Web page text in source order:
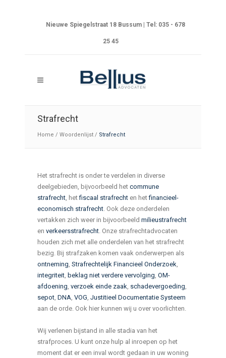
Nieuwe Spiegelstraat 18 Bussum | Tel: 035 - 678
25 45
Strafrecht
Home / Woordenlijst / Strafrecht
Het strafrecht is onder te verdelen in diverse
deelgebieden, bijvoorbeeld het commune
strafrecht, hetfiscaal strafrecht en hetfinancieel-
economisch strafrecht. Ook deze onderdelen
vertakken zich weer in bijvoorbeeld milieustrafrecht
en verkeersstrafrecht. Onze strafrechtadvocaten
houden zich met alle onderdelen van het strafrecht
bezig. Bij strafzaken komen vaak onderwerpen als
ontneming, Strafrechtelijk Financieel Onderzoek,
integriteit, beklag niet verdere vervolging, OM-
afdoening, verzoek einde zaak, schadevergoeding,
sepot, DNA, VOG, Justitieel Documentatie Systeem
aan de orde. Ook hier kunnen wij u over voorlichten.
Wij verlenen bijstand in alle stadia van het
strafproces. U kunt onze hulp al inroepen op het
moment dat er een inval wordt gedaan in uw woning